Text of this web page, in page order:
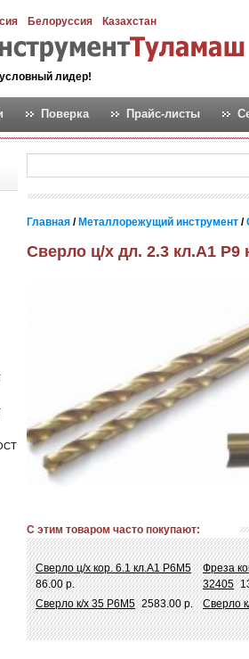
Белоруссия Казахстан
лидер!
Поверка Прайс-листы
Главная / Металлорежущий инструмент /
Сверло ц/х дл. 2.3 кл.А1 Р9
С этим товаром часто покупают:
Сверло ц/х кор. 6.1 кл.А1 Р6М5
86.00 р.
Фреза
32405
Сверло к/х 35 Р6М5 2583.00 р. Сверло